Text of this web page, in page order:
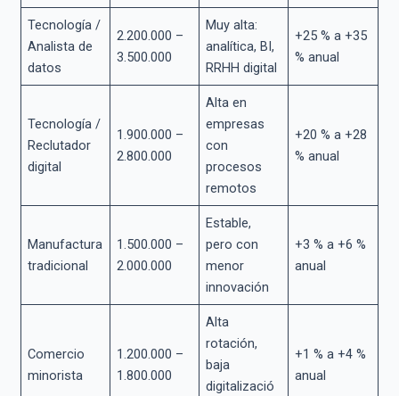
Tecnología /
Analista de
datos
2.200.000 –
3.500.000
Muy alta:
analítica, BI,
RRHH digital
+25 % a +35
% anual
Tecnología /
Reclutador
digital
1.900.000 –
2.800.000
Alta en
empresas
con
procesos
remotos
+20 % a +28
% anual
Manufactura
tradicional
1.500.000 –
2.000.000
Estable,
pero con
menor
innovación
+3 % a +6 %
anual
Comercio
minorista
1.200.000 –
1.800.000
Alta
rotación,
baja
digitalizació
+1 % a +4 %
anual